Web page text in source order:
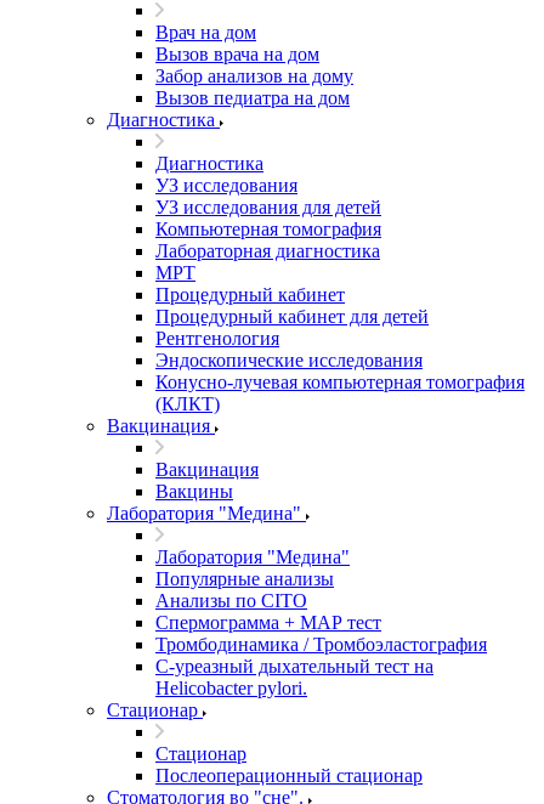
Врач на дом
Вызов врача на дом
Забор анализов на дому
Вызов педиатра на дом
Диагностика
Диагностика
УЗ исследования
УЗ исследования для детей
Компьютерная томография
Лабораторная диагностика
МРТ
Процедурный кабинет
Процедурный кабинет для детей
Рентгенология
Эндоскопические исследования
Конусно-лучевая компьютерная томография
(КЛКТ)
Вакцинация
Вакцинация
Вакцины
Лаборатория "Медина"
Лаборатория "Медина"
Популярные анализы
Анализы по CITO
Спермограмма + МАР тест
Тромбодинамика / Тромбоэластография
С-уреазный дыхательный тест на
Helicobacter pylori.
Стационар
Стационар
Послеоперационный стационар
Стоматология во "сне".